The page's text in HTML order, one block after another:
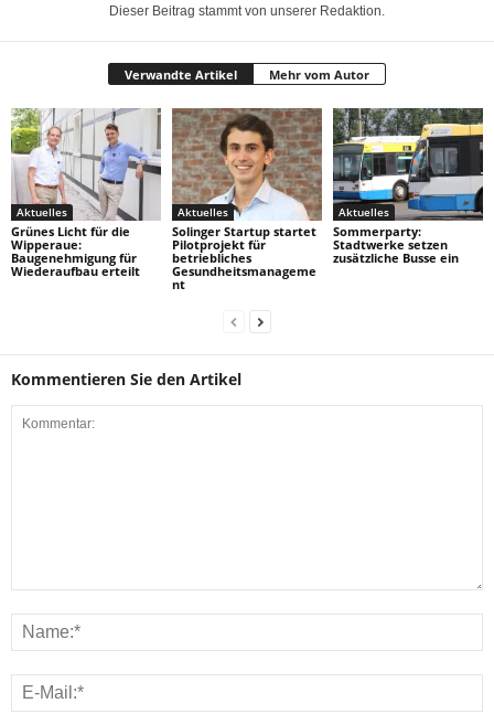
Dieser Beitrag stammt von unserer Redaktion.
Verwandte Artikel Mehr vom Autor
Aktuelles
Grünes Licht für die
Wipperaue:
Baugenehmigung für
Wiederaufbau erteilt
Aktuelles
Solinger Startup startet
Pilotprojekt für
betriebliches
Gesundheitsmanageme
nt
Aktuelles
Sommerparty:
Stadtwerke setzen
zusätzliche Busse ein
Kommentieren Sie den Artikel